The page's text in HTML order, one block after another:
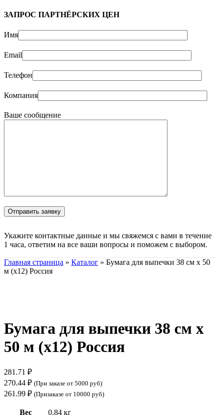
ЗАПРОС ПАРТНЁРСКИХ ЦЕН
Имя
Email
Телефон
Компания
Ваше сообщение
Укажите контактные данные и мы свяжемся с вами в течение
1 часа, ответим на все ваши вопросы и поможем с выбором.
Главная страница » Каталог » Бумага для выпечки 38 см х 50
м (х12) Россия
Бумага для выпечки 38 см х
50 м (х12) Россия
281.71 ₽
270.44 ₽ (При заказе от 5000 руб)
261.99 ₽ (Призаказе от 10000 руб)
Вес 0.84 кг